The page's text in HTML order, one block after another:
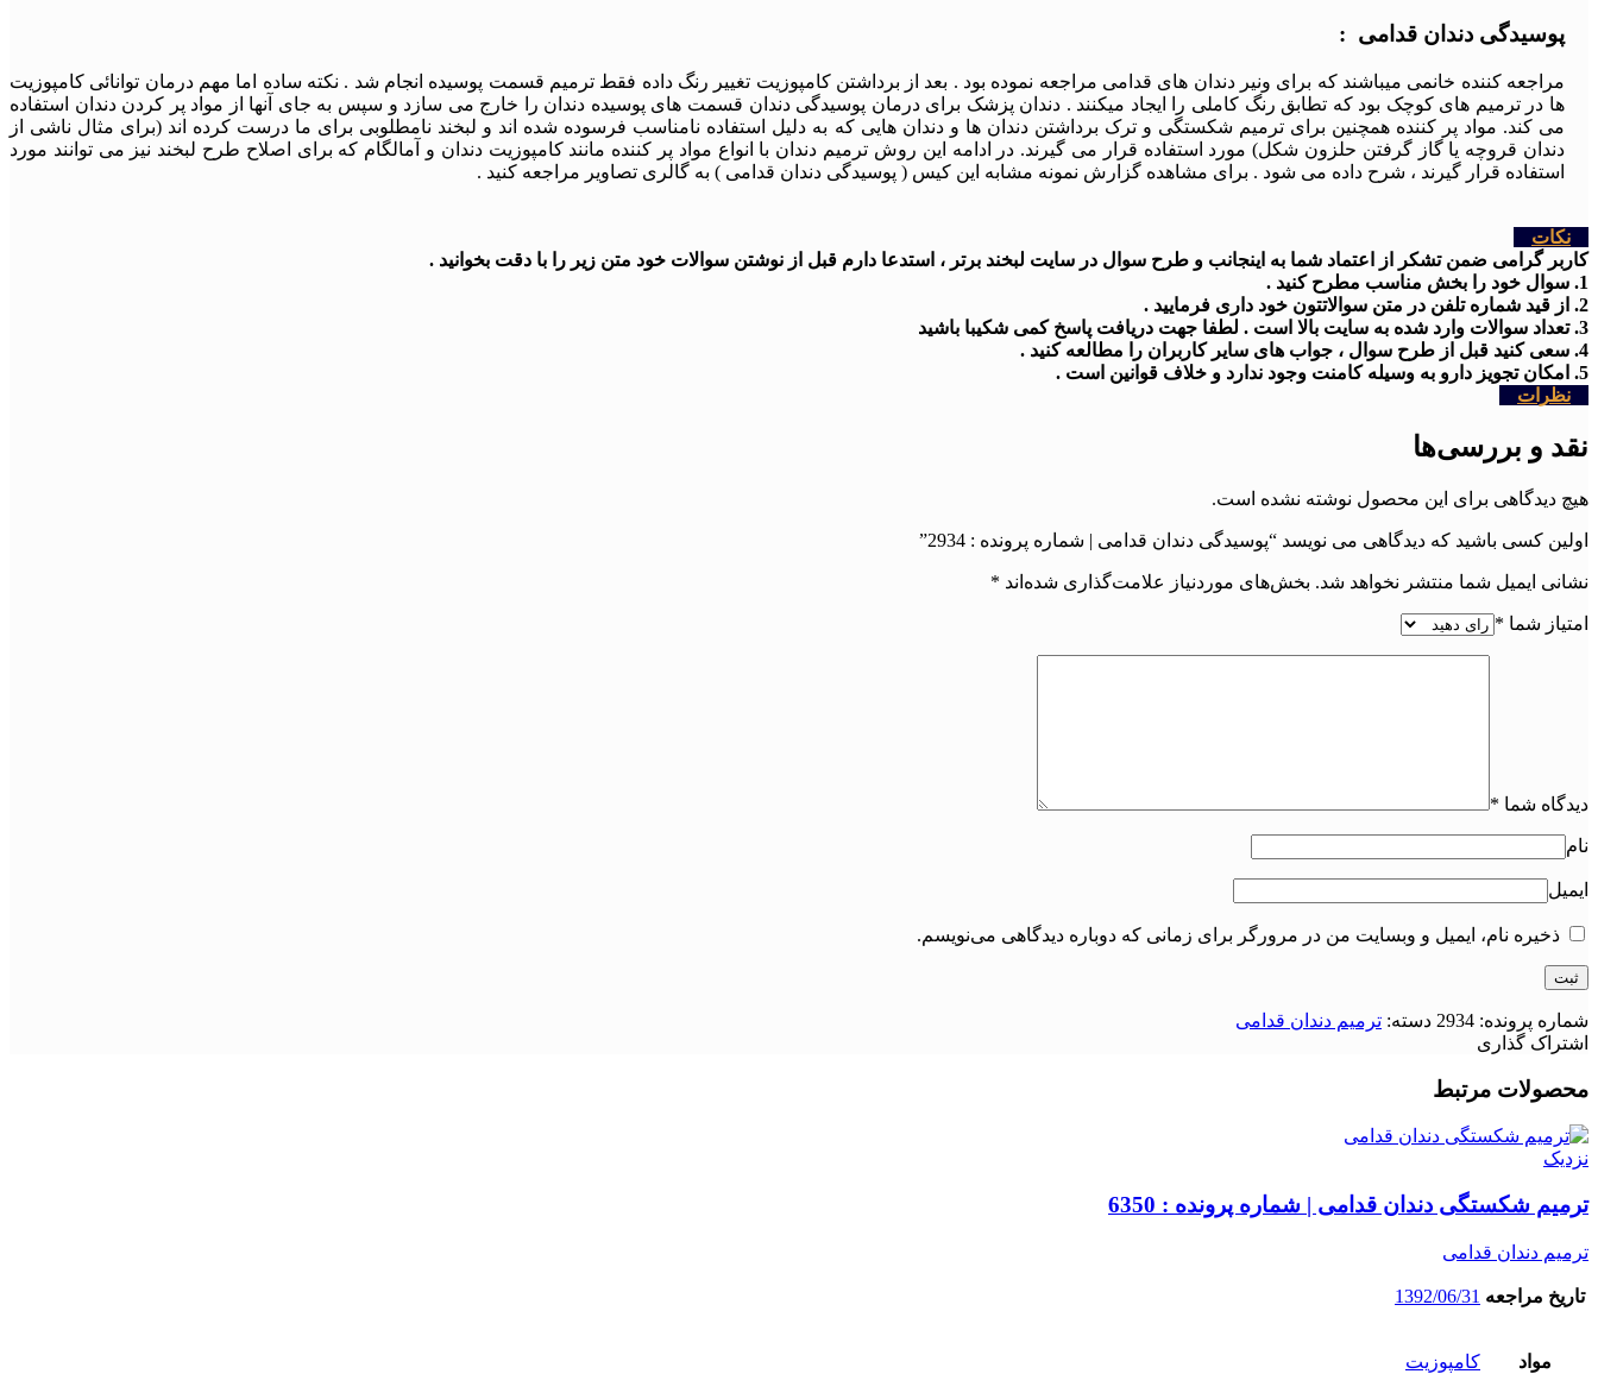
پوسیدگی دندان قدامی :
مراجعه کننده خانمی میباشند که برای ونیر دندان های قدامی مراجعه نموده بود . بعد از برداشتن کامپوزیت تغییر رنگ داده فقط ترمیم قسمت پوسیده انجام شد . نکته ساده اما مهم درمان توانائی کامپوزیت
ها در ترمیم های کوچک بود که تطابق رنگ کاملی را ایجاد میکنند . دندان پزشک برای درمان پوسیدگی دندان قسمت های پوسیده دندان را خارج می سازد و سپس به جای آنها از مواد پر کردن دندان استفاده
می کند. مواد پر کننده همچنین برای ترمیم شکستگی و ترک برداشتن دندان ها و دندان هایی که به دلیل استفاده نامناسب فرسوده شده اند و لبخند نامطلوبی برای ما درست کرده اند (برای مثال ناشی از
دندان قروچه یا گاز گرفتن حلزون شکل) مورد استفاده قرار می گیرند. در ادامه این روش ترمیم دندان با انواع مواد پر کننده مانند کامپوزیت دندان و آمالگام که برای اصلاح طرح لبخند نیز می توانند مورد
استفاده قرار گیرند ، شرح داده می شود . برای مشاهده گزارش نمونه مشابه این کیس ( پوسیدگی دندان قدامی ) به گالری تصاویر مراجعه کنید .
نکات
کاربر گرامی ضمن تشکر از اعتماد شما به اینجانب و طرح سوال در سایت لبخند برتر ، استدعا دارم قبل از نوشتن سوالات خود متن زیر را با دقت بخوانید .
1. سوال خود را بخش مناسب مطرح کنید .
2. از قید شماره تلفن در متن سوالاتتون خود داری فرمایید .
3. تعداد سوالات وارد شده به سایت بالا است . لطفا جهت دریافت پاسخ کمی شکیبا باشید
4. سعی کنید قبل از طرح سوال ، جواب های سایر کاربران را مطالعه کنید .
5. امکان تجویز دارو به وسیله کامنت وجود ندارد و خلاف قوانین است .
نظرات
نقد و بررسی‌ها
هیچ دیدگاهی برای این محصول نوشته نشده است.
اولین کسی باشید که دیدگاهی می نویسد “پوسیدگی دندان قدامی | شماره پرونده : 2934”
نشانی ایمیل شما منتشر نخواهد شد. بخش‌های موردنیاز علامت‌گذاری شده‌اند *
امتیاز شما *
دیدگاه شما *
نام
ایمیل
ذخیره نام، ایمیل و وبسایت من در مرورگر برای زمانی که دوباره دیدگاهی می‌نویسم.
شماره پرونده: 2934 دسته: ترمیم دندان قدامی
اشتراک گذاری
محصولات مرتبط
نزدیک
ترمیم شکستگی دندان قدامی | شماره پرونده : 6350
ترمیم دندان قدامی
تاریخ مراجعه 1392/06/31
مواد کامپوزیت